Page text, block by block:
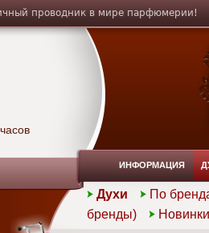
проводник в мире парфюмерии!
ИНФОРМАЦИЯ
Духи
По
бренды)
Новинки